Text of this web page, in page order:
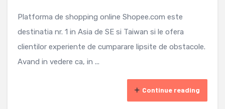
Platforma de shopping online Shopee.com este
destinatia nr. 1 in Asia de SE si Taiwan si le ofera
clientilor experiente de cumparare lipsite de obstacole.
Avand in vedere ca, in ...
Continue reading